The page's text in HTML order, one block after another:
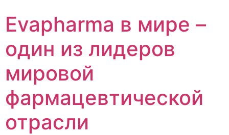
содержимому
Evapharma в мире –
один из лидеров
мировой
фармацевтической
отрасли